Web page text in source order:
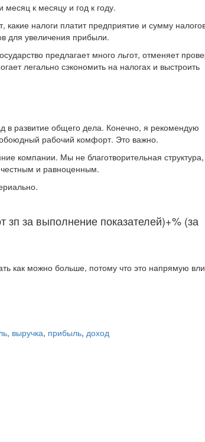
к месяцу и год к году.
какие налоги платит предприятие и сумму
для увеличения прибыли.
предлагает много льгот, отменяет
легально сэкономить на налогах и выстроить
в развитие общего дела. Конечно, я рекомендую
рабочий комфорт. Это важно.
компании. Мы не благотворительная
и равноценным.
зп за выполнение показателей)+% (за
как можно больше, потому что это напрямую
, выручка, прибыль, доход